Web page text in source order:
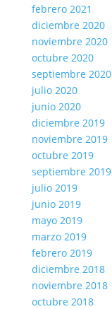
febrero 2021
diciembre 2020
noviembre 2020
octubre 2020
septiembre 2020
julio 2020
junio 2020
diciembre 2019
noviembre 2019
octubre 2019
septiembre 2019
julio 2019
junio 2019
mayo 2019
marzo 2019
febrero 2019
diciembre 2018
noviembre 2018
octubre 2018